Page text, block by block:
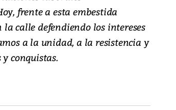
frente a esta embestida
calle defendiendo los intereses
a la unidad, a la resistencia y
conquistas.